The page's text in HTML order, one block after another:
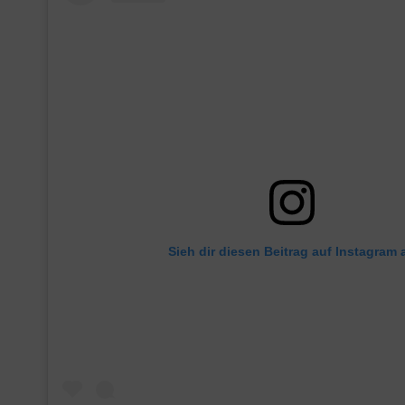
Sieh dir diesen Beitrag auf Instagram